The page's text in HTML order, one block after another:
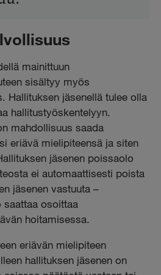
mainittuun
sisältyy myös
Hallituksen jäsenellä tulee olla
hallitustyöskentelyyn.
mahdollisuus saada
eriävä mielipiteensä ja siten
jäsenen poissaolo
ei automaattisesti poista
jäsenen vastuuta –
osoittaa
hoitamisessa.
eriävän mielipiteen
hallituksen jäsenen on